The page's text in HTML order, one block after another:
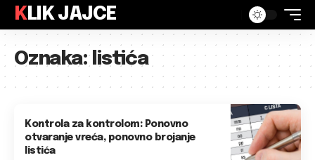
KLIK JAJCE
Oznaka:listića
Kontrola za kontrolom: Ponovno
otvaranje vreća, ponovno brojanje
listića